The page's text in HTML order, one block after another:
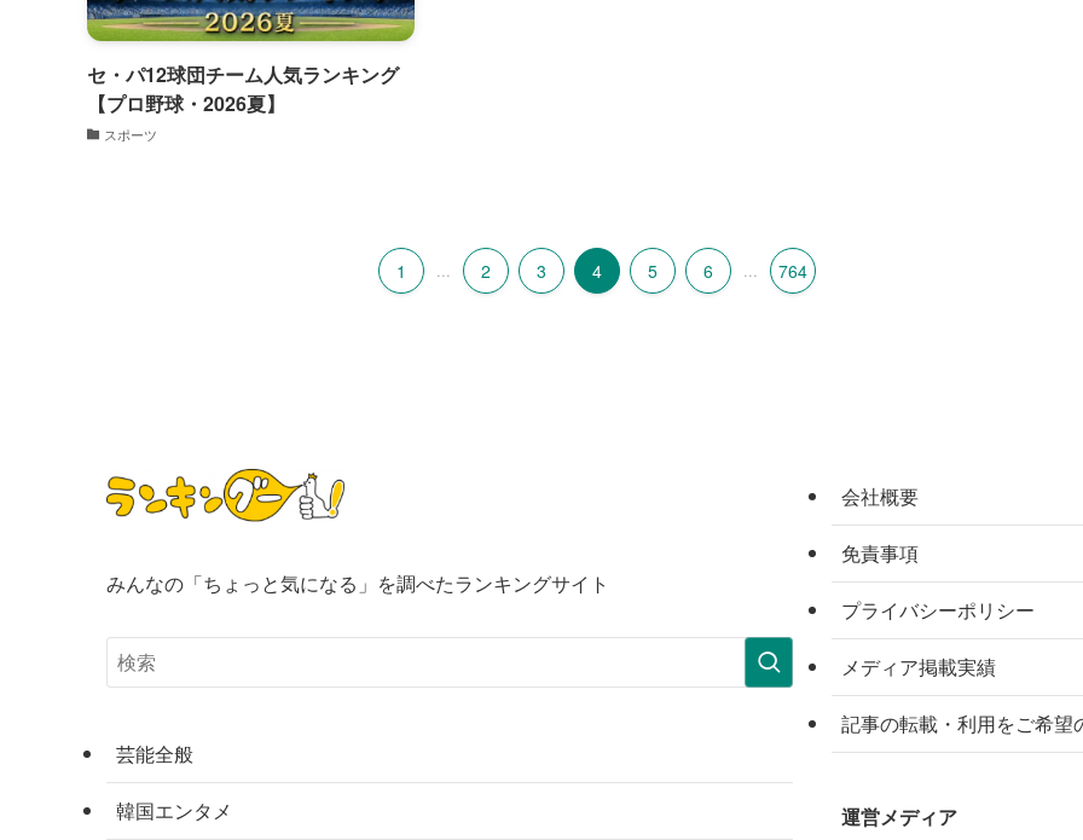
セ・パ12球団チーム人気ランキング
【プロ野球・2026夏】
スポーツ
1 ... 2 3 4 5 6 ... 764
みんなの「ちょっと気になる」を調べたランキングサイト
芸能全般
韓国エンタメ
会社概要
免責事項
プライバシーポリシー
メディア掲載実績
記事の転載・利用をご希望
運営メディア